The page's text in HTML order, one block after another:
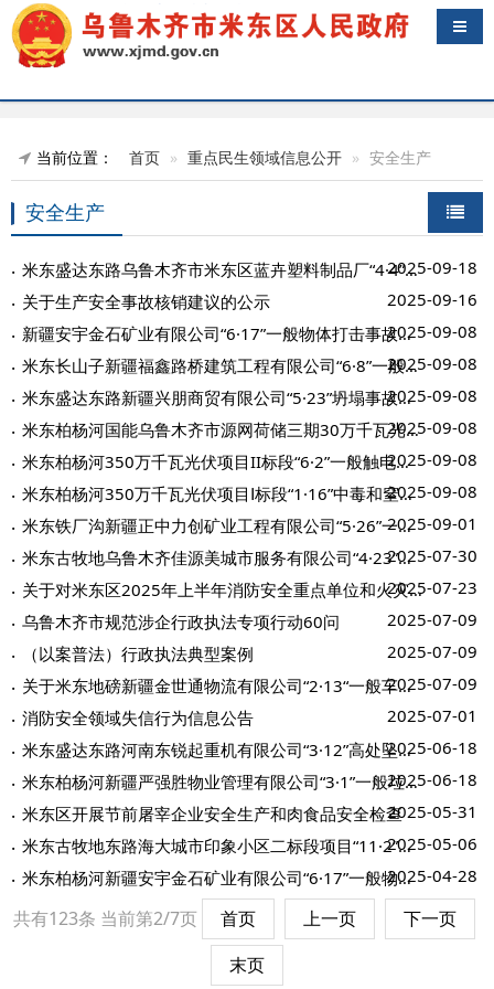
导航
当前位置： 首页 重点民生领域信息公开 安全生产
安全生产
2025-09-18
米东盛达东路乌鲁木齐市米东区蓝卉塑料制品厂“4·4”物体打击事故责任追究和整改...
2025-09-16
关于生产安全事故核销建议的公示
2025-09-08
新疆安宇金石矿业有限公司“6·17”一般物体打击事故防范整改措施和责任追究落实...
2025-09-08
米东长山子新疆福鑫路桥建筑工程有限公司“6·8”一般高处坠落事故防范整改措施和...
2025-09-08
米东盛达东路新疆兴朋商贸有限公司“5·23”坍塌事故防范和整改措施落实情况评估...
2025-09-08
米东柏杨河国能乌鲁木齐市源网荷储三期30万千瓦光伏发电项目“4·28”车辆伤害事...
2025-09-08
米东柏杨河350万千瓦光伏项目II标段“6·2”一般触电事故防范和整改措施落实情况...
2025-09-08
米东柏杨河350万千瓦光伏项目Ⅰ标段“1·16”中毒和窒息事故防范和整改措施落实情...
2025-09-01
米东铁厂沟新疆正中力创矿业工程有限公司“5·26”一般物体打击事故调查报告
2025-07-30
米东古牧地乌鲁木齐佳源美城市服务有限公司“4·23”一般车辆伤害事故调查报告
2025-07-23
关于对米东区2025年上半年消防安全重点单位和火灾高危单位进行公示的通知
2025-07-09
乌鲁木齐市规范涉企行政执法专项行动60问
2025-07-09
（以案普法）行政执法典型案例
2025-07-09
关于米东地磅新疆金世通物流有限公司“2·13“一般车辆伤害事故调查报告
2025-07-01
消防安全领域失信行为信息公告
2025-06-18
米东盛达东路河南东锐起重机有限公司“3·12”高处坠落事故防范整改措施和责任追...
2025-06-18
米东柏杨河新疆严强胜物业管理有限公司“3·1”一般垃圾掩埋事故防范整改措施和责...
2025-05-31
米东区开展节前屠宰企业安全生产和肉食品安全检查
2025-05-06
米东古牧地东路海大城市印象小区二标段项目“11·2”一般车辆伤害事故调查报告
2025-04-28
米东柏杨河新疆安宇金石矿业有限公司“6·17”一般物体打击事故调查报告
共有123条 当前第2/7页 首页 上一页
下一页
末页